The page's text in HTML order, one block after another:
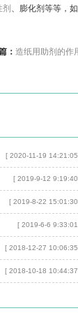
、膨化剂等等，如
： 造纸用助剂的作
[ 2020-11-19
[ 2019-9-12
[ 2019-8-22
[ 2019-6-6
[ 2018-12-27
[ 2018-10-18